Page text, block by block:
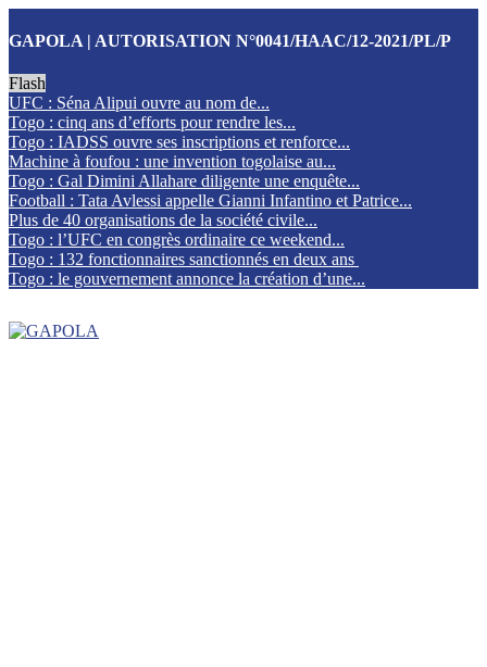
GAPOLA | AUTORISATION N°0041/HAAC/12-2021/PL/P
Flash
UFC : Séna Alipui ouvre au nom de...
Togo : cinq ans d’efforts pour rendre les...
Togo : IADSS ouvre ses inscriptions et renforce...
Machine à foufou : une invention togolaise au...
Togo : Gal Dimini Allahare diligente une enquête...
Football : Tata Avlessi appelle Gianni Infantino et Patrice...
Plus de 40 organisations de la société civile...
Togo : l’UFC en congrès ordinaire ce weekend...
Togo : 132 fonctionnaires sanctionnés en deux ans
Togo : le gouvernement annonce la création d’une...